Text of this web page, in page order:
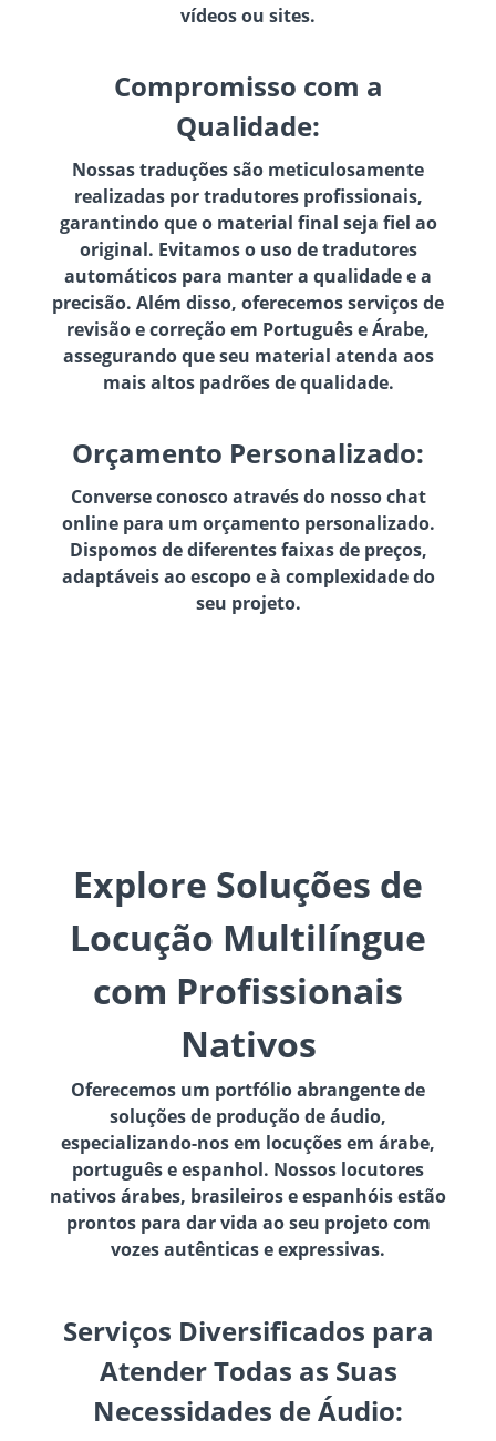
vídeos ou sites.
Compromisso com a
Qualidade:
Nossas traduções são meticulosamente
realizadas por tradutores profissionais,
garantindo que o material final seja fiel ao
original. Evitamos o uso de tradutores
automáticos para manter a qualidade e a
precisão. Além disso, oferecemos serviços de
revisão e correção em Português e Árabe,
assegurando que seu material atenda aos
mais altos padrões de qualidade.
Orçamento Personalizado:
Converse conosco através do nosso chat
online para um orçamento personalizado.
Dispomos de diferentes faixas de preços,
adaptáveis ao escopo e à complexidade do
seu projeto.
Explore Soluções de
Locução Multilíngue
com Profissionais
Nativos
Oferecemos um portfólio abrangente de
soluções de produção de áudio,
especializando-nos em locuções em árabe,
português e espanhol. Nossos locutores
nativos árabes, brasileiros e espanhóis estão
prontos para dar vida ao seu projeto com
vozes autênticas e expressivas.
Serviços Diversificados para
Atender Todas as Suas
Necessidades de Áudio: